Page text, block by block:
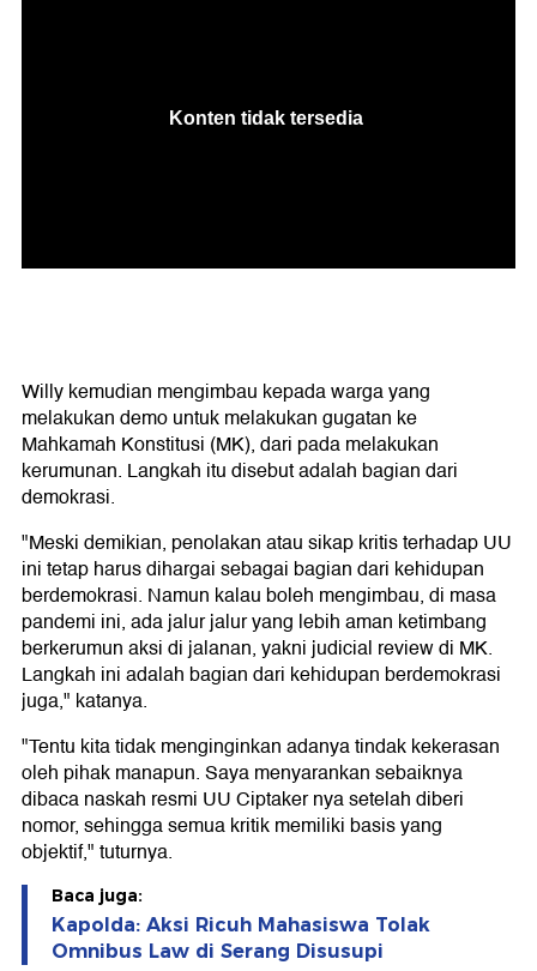
Willy kemudian mengimbau kepada warga yang
melakukan demo untuk melakukan gugatan ke
Mahkamah Konstitusi (MK), dari pada melakukan
kerumunan. Langkah itu disebut adalah bagian dari
demokrasi.
"Meski demikian, penolakan atau sikap kritis terhadap UU
ini tetap harus dihargai sebagai bagian dari kehidupan
berdemokrasi. Namun kalau boleh mengimbau, di masa
pandemi ini, ada jalur jalur yang lebih aman ketimbang
berkerumun aksi di jalanan, yakni judicial review di MK.
Langkah ini adalah bagian dari kehidupan berdemokrasi
juga," katanya.
"Tentu kita tidak menginginkan adanya tindak kekerasan
oleh pihak manapun. Saya menyarankan sebaiknya
dibaca naskah resmi UU Ciptaker nya setelah diberi
nomor, sehingga semua kritik memiliki basis yang
objektif," tuturnya.
Baca juga:
Kapolda: Aksi Ricuh Mahasiswa Tolak
Omnibus Law di Serang Disusupi